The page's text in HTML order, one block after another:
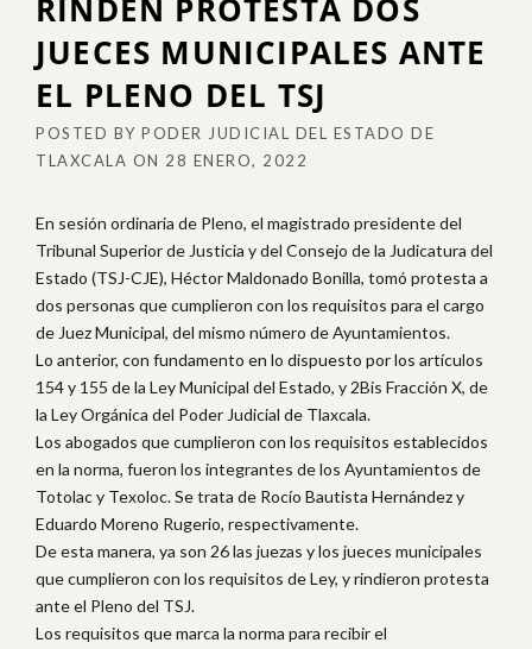
RINDEN PROTESTA DOS
JUECES MUNICIPALES ANTE
EL PLENO DEL TSJ
POSTED BY PODER JUDICIAL DEL ESTADO DE
TLAXCALA ON 28 ENERO, 2022
En sesión ordinaria de Pleno, el magistrado presidente del
Tribunal Superior de Justicia y del Consejo de la Judicatura del
Estado (TSJ-CJE), Héctor Maldonado Bonilla, tomó protesta a
dos personas que cumplieron con los requisitos para el cargo
de Juez Municipal, del mismo número de Ayuntamientos.
Lo anterior, con fundamento en lo dispuesto por los artículos
154 y 155 de la Ley Municipal del Estado, y 2Bis Fracción X, de
la Ley Orgánica del Poder Judicial de Tlaxcala.
Los abogados que cumplieron con los requisitos establecidos
en la norma, fueron los integrantes de los Ayuntamientos de
Totolac y Texoloc. Se trata de Rocío Bautista Hernández y
Eduardo Moreno Rugerio, respectivamente.
De esta manera, ya son 26 las juezas y los jueces municipales
que cumplieron con los requisitos de Ley, y rindieron protesta
ante el Pleno del TSJ.
Los requisitos que marca la norma para recibir el